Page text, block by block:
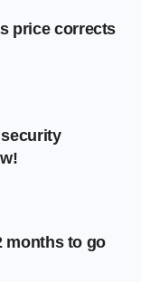
price corrects
security
months to go